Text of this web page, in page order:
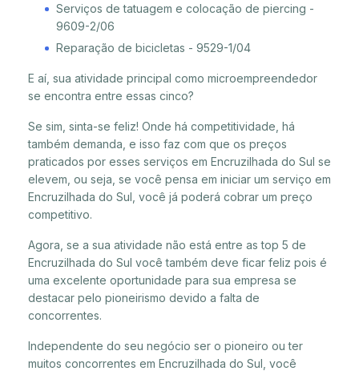
Serviços de tatuagem e colocação de piercing -
9609-2/06
Reparação de bicicletas - 9529-1/04
E aí, sua atividade principal como microempreendedor
se encontra entre essas cinco?
Se sim, sinta-se feliz! Onde há competitividade, há
também demanda, e isso faz com que os preços
praticados por esses serviços em Encruzilhada do Sul se
elevem, ou seja, se você pensa em iniciar um serviço em
Encruzilhada do Sul, você já poderá cobrar um preço
competitivo.
Agora, se a sua atividade não está entre as top 5 de
Encruzilhada do Sul você também deve ficar feliz pois é
uma excelente oportunidade para sua empresa se
destacar pelo pioneirismo devido a falta de
concorrentes.
Independente do seu negócio ser o pioneiro ou ter
muitos concorrentes em Encruzilhada do Sul, você